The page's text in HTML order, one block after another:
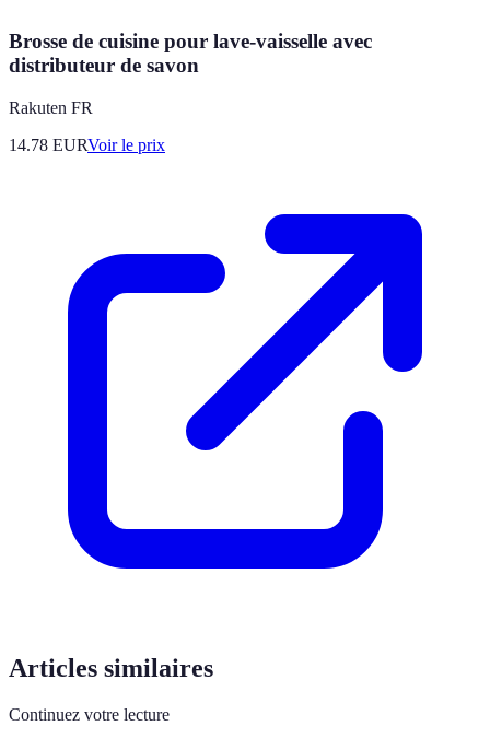
Brosse de cuisine pour lave-vaisselle avec
distributeur de savon
Rakuten FR
14.78 EURVoir le prix
Articles similaires
Continuez votre lecture